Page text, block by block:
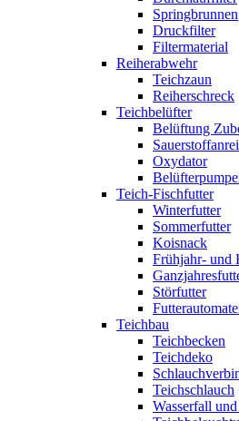
Druckfilter
Filtermaterial
Reiherabwehr
Teichzaun
Reiherschreck
Teichbelüfter
Belüftung
Oxydator
Teich-Fischfutter
Winterfutter
Sommerfutter
Koisnack
Frühjahr- und
Störfutter
Teichbau
Teichbecken
Teichdeko
Teichschlauch
Wasserfall